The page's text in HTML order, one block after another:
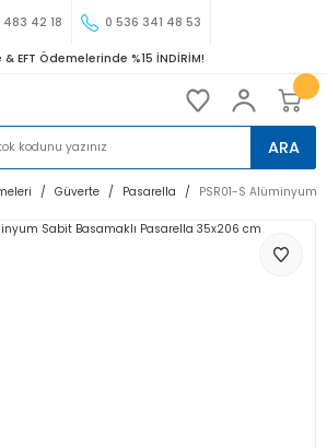
483 42 18 0 536 341 48 53
EFT Ödemelerinde %15 İNDİRİM!
ARA
Güverte Pasarella PSR01-S Alüminyum